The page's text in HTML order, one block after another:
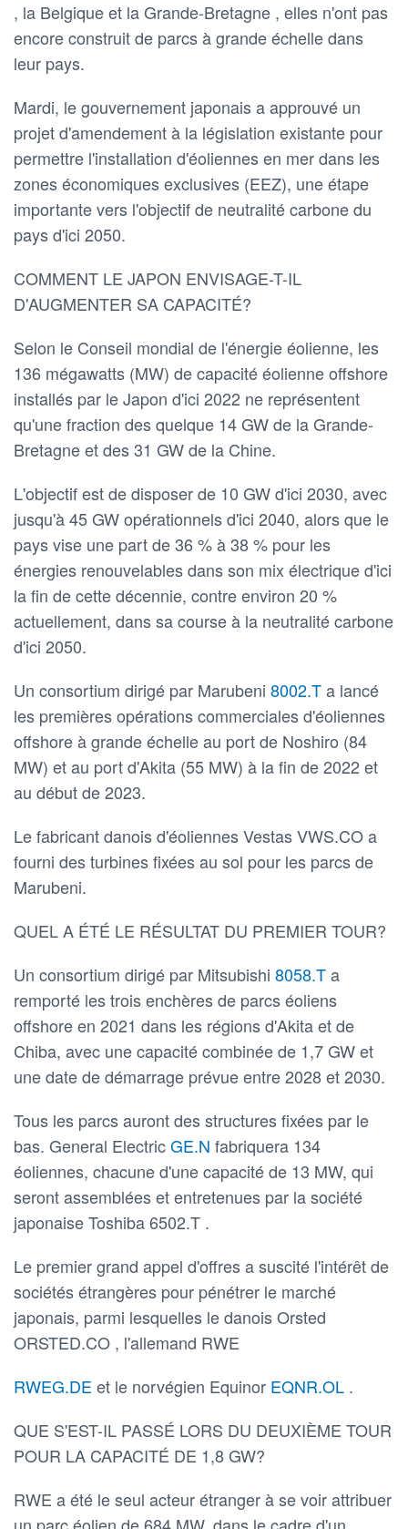
, la Belgique et la Grande-Bretagne , elles n'ont pas
encore construit de parcs à grande échelle dans
leur pays.
Mardi, le gouvernement japonais a approuvé un
projet d'amendement à la législation existante pour
permettre l'installation d'éoliennes en mer dans les
zones économiques exclusives (EEZ), une étape
importante vers l'objectif de neutralité carbone du
pays d'ici 2050.
COMMENT LE JAPON ENVISAGE-T-IL
D'AUGMENTER SA CAPACITÉ?
Selon le Conseil mondial de l'énergie éolienne, les
136 mégawatts (MW) de capacité éolienne offshore
installés par le Japon d'ici 2022 ne représentent
qu'une fraction des quelque 14 GW de la Grande-
Bretagne et des 31 GW de la Chine.
L'objectif est de disposer de 10 GW d'ici 2030, avec
jusqu'à 45 GW opérationnels d'ici 2040, alors que le
pays vise une part de 36 % à 38 % pour les
énergies renouvelables dans son mix électrique d'ici
la fin de cette décennie, contre environ 20 %
actuellement, dans sa course à la neutralité carbone
d'ici 2050.
Un consortium dirigé par Marubeni 8002.Ta lancé
les premières opérations commerciales d'éoliennes
offshore à grande échelle au port de Noshiro (84
MW) et au port d'Akita (55 MW) à la fin de 2022 et
au début de 2023.
Le fabricant danois d'éoliennes Vestas VWS.CO a
fourni des turbines fixées au sol pour les parcs de
Marubeni.
QUEL A ÉTÉ LE RÉSULTAT DU PREMIER TOUR?
Un consortium dirigé par Mitsubishi 8058.Ta
remporté les trois enchères de parcs éoliens
offshore en 2021 dans les régions d'Akita et de
Chiba, avec une capacité combinée de 1,7 GW et
une date de démarrage prévue entre 2028 et 2030.
Tous les parcs auront des structures fixées par le
bas. General ElectricGE.N fabriquera 134
éoliennes, chacune d'une capacité de 13 MW, qui
seront assemblées et entretenues par la société
japonaise Toshiba 6502.T .
Le premier grand appel d'offres a suscité l'intérêt de
sociétés étrangères pour pénétrer le marché
japonais, parmi lesquelles le danois Orsted
ORSTED.CO , l'allemand RWE
RWEG.DE et le norvégien Equinor EQNR.OL .
QUE S'EST-IL PASSÉ LORS DU DEUXIÈME TOUR
POUR LA CAPACITÉ DE 1,8 GW?
RWE a été le seul acteur étranger à se voir attribuer